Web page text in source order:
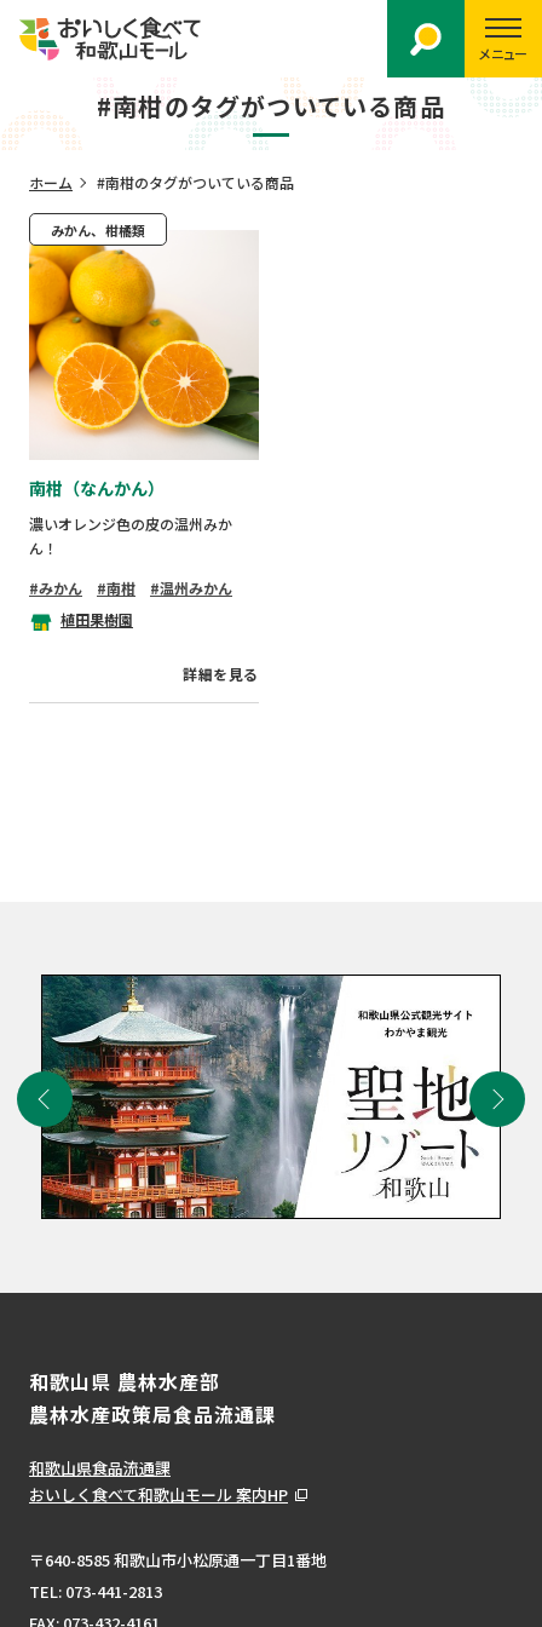
メニュー
#南柑のタグがついている商品
ホーム #南柑のタグがついている商品
みかん、柑橘類
南柑（なんかん）
濃いオレンジ色の皮の温州みか
ん！
みかん
南柑
温州みかん
植田果樹園
詳細を見る
和歌山県 農林水産部
農林水産政策局食品流通課
和歌山県食品流通課
おいしく食べて和歌山モール 案内HP
〒640-8585 和歌山市小松原通一丁目1番地
TEL: 073-441-2813